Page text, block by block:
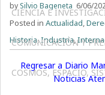
CIENCIA E
COMUNICACIÓN Y
COSMOS, ESPACIO,
by Silvio Bageneta 6/06/
Posted inActualidad,
Historia,Industria,
Regresar a Diario
Noticias